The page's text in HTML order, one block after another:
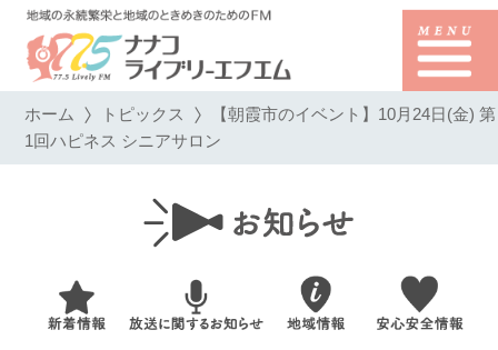
ホーム トピックス 【朝霞市のイベント】10月24日(金) 第
1回ハピネス シニアサロン